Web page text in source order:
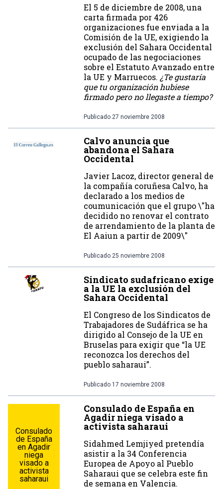
El 5 de diciembre de 2008, una
carta firmada por 426
organizaciones fue enviada a la
Comisión de la UE, exigiendo la
exclusión del Sahara Occidental
ocupado de las negociaciones
sobre el Estatuto Avanzado entre
la UE y Marruecos. ¿Te gustaría
que tu organización hubiese
firmado pero no llegaste a tiempo?
Publicado 27 noviembre 2008
Calvo anuncia que
abandona el Sahara
Occidental
Javier Lacoz, director general de
la compañía coruñesa Calvo, ha
declarado a los medios de
coumunicación que el grupo \"ha
decidido no renovar el contrato
de arrendamiento de la planta de
El Aaiun a partir de 2009\"
Publicado 25 noviembre 2008
Sindicato sudafricano exige
a la UE la exclusión del
Sahara Occidental
El Congreso de los Sindicatos de
Trabajadores de Sudáfrica se ha
dirigido al Consejo de la UE en
Bruselas para exigir que “la UE
reconozca los derechos del
pueblo saharaui”.
Publicado 17 noviembre 2008
Consulado
de España
en Agadir
niega
visado a
activista
saharaui
Consulado de España en
Agadir niega visado a
activista saharaui
Sidahmed Lemjiyed pretendía
asistir a la 34 Conferencia
Europea de Apoyo al Pueblo
Saharaui que se celebra este fin
de semana en Valencia.